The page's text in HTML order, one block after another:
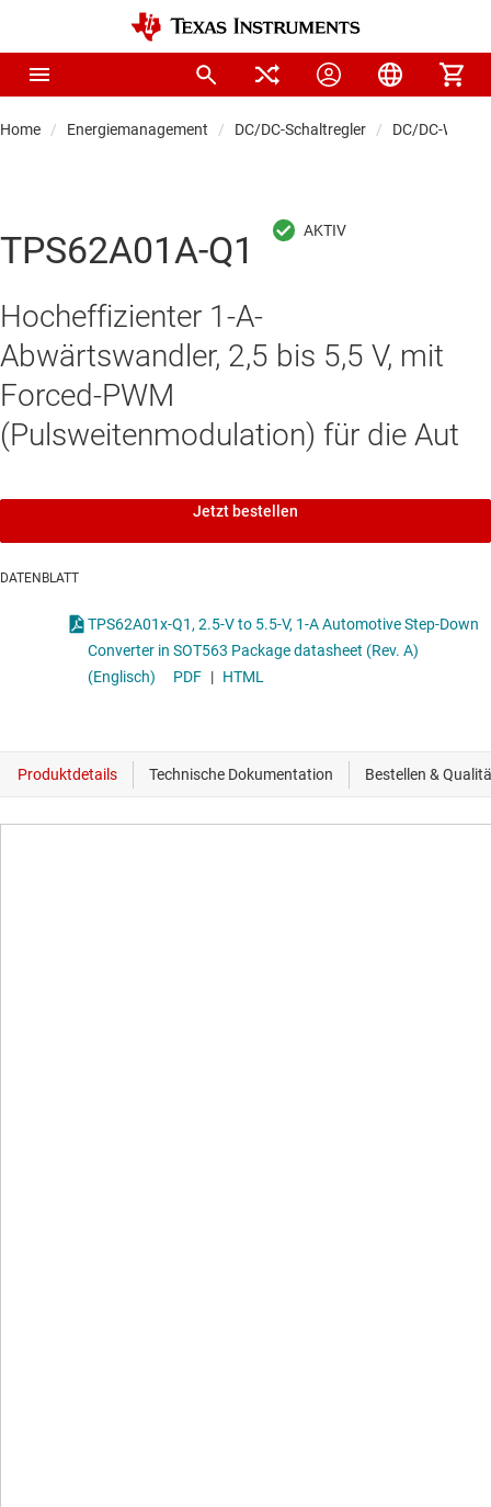
Home Energiemanagement DC/DC-Schaltregler DC/DC-
TPS62A01A-Q1
Hocheffizienter 1-A-
Abwärtswandler, 2,5 bis 5,5 V, mit
Forced-PWM
(Pulsweitenmodulation) für die Aut
Jetzt bestellen
DATENBLATT
TPS62A01x-Q1, 2.5-V to 5.5-V, 1-A Automotive Step-Down
Converter in SOT563 Package datasheet (Rev. A)
(Englisch)
PDF | HTML